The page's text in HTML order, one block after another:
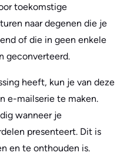
toekomstige
naar degenen die je
of die in geen enkele
geconverteerd.
heeft, kun je van deze
e-mailserie te maken.
wanneer je
presenteert. Dit is
en te onthouden is.